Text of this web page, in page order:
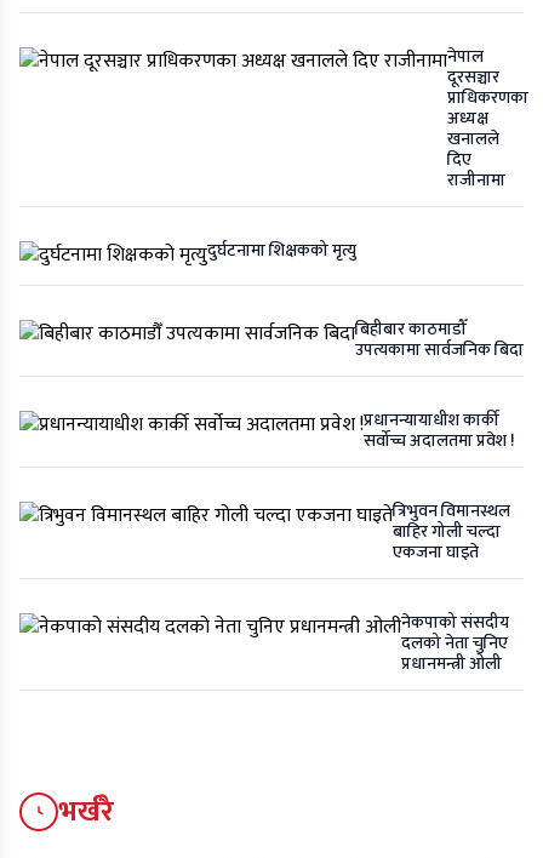
नेपाल
दूरसञ्चार
प्राधिकरणका
अध्यक्ष
खनालले
दिए
राजीनामा
दुर्घटनामा शिक्षकको मृत्यु
बिहीबार काठमाडौँ
उपत्यकामा सार्वजनिक बिदा
प्रधानन्यायाधीश कार्की
सर्वोच्च अदालतमा प्रवेश !
त्रिभुवन विमानस्थल
बाहिर गोली चल्दा
एकजना घाइते
नेकपाको संसदीय
दलको नेता चुनिए
प्रधानमन्त्री ओली
भर्खरै